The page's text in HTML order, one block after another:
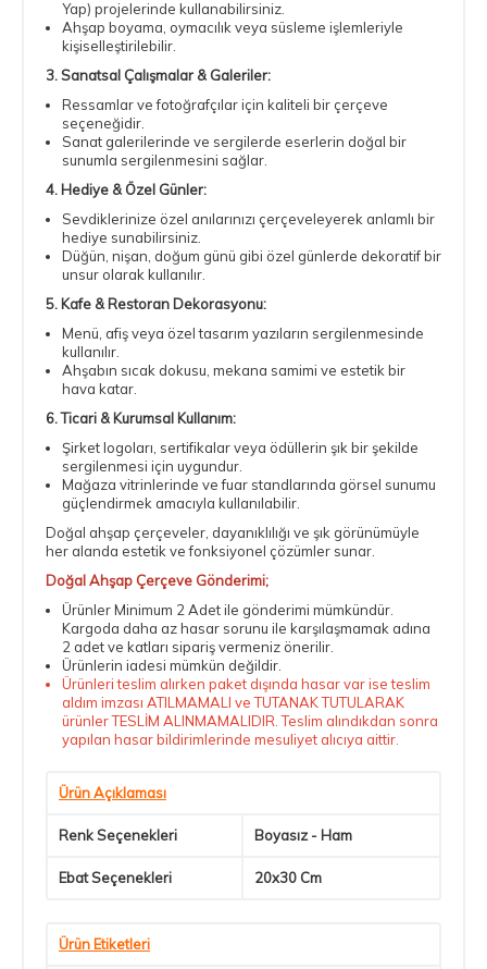
Yap) projelerinde kullanabilirsiniz.
Ahşap boyama, oymacılık veya süsleme işlemleriyle
kişiselleştirilebilir.
3. Sanatsal Çalışmalar & Galeriler:
Ressamlar ve fotoğrafçılar için kaliteli bir çerçeve
seçeneğidir.
Sanat galerilerinde ve sergilerde eserlerin doğal bir
sunumla sergilenmesini sağlar.
4. Hediye & Özel Günler:
Sevdiklerinize özel anılarınızı çerçeveleyerek anlamlı bir
hediye sunabilirsiniz.
Düğün, nişan, doğum günü gibi özel günlerde dekoratif bir
unsur olarak kullanılır.
5. Kafe & Restoran Dekorasyonu:
Menü, afiş veya özel tasarım yazıların sergilenmesinde
kullanılır.
Ahşabın sıcak dokusu, mekana samimi ve estetik bir
hava katar.
6. Ticari & Kurumsal Kullanım:
Şirket logoları, sertifikalar veya ödüllerin şık bir şekilde
sergilenmesi için uygundur.
Mağaza vitrinlerinde ve fuar standlarında görsel sunumu
güçlendirmek amacıyla kullanılabilir.
Doğal ahşap çerçeveler, dayanıklılığı ve şık görünümüyle
her alanda estetik ve fonksiyonel çözümler sunar.
Doğal Ahşap Çerçeve Gönderimi;
Ürünler Minimum 2 Adet ile gönderimi mümkündür.
Kargoda daha az hasar sorunu ile karşılaşmamak adına
2 adet ve katları sipariş vermeniz önerilir.
Ürünlerin iadesi mümkün değildir.
Ürünleri teslim alırken paket dışında hasar var ise teslim
aldım imzası ATILMAMALI ve TUTANAK TUTULARAK
ürünler TESLİM ALINMAMALIDIR. Teslim alındıkdan sonra
yapılan hasar bildirimlerinde mesuliyet alıcıya aittir.
Ürün Açıklaması
Renk Seçenekleri Boyasız - Ham
Ebat Seçenekleri 20x30 Cm
Ürün Etiketleri